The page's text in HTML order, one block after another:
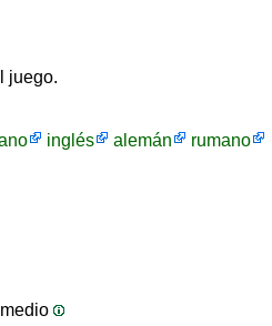
juego.
inglés alemán
rumano